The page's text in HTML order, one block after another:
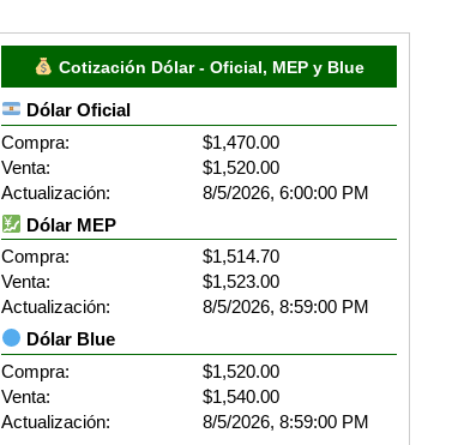
Cotización Dólar - Oficial, MEP y Blue
Dólar Oficial
Compra:
$1,470.00
Venta:
$1,520.00
Actualización:
8/5/2026, 6:00:00 PM
Dólar MEP
Compra:
$1,514.70
Venta:
$1,523.00
Actualización:
8/5/2026, 8:59:00 PM
Dólar Blue
Compra:
$1,520.00
Venta:
$1,540.00
Actualización:
8/5/2026, 8:59:00 PM